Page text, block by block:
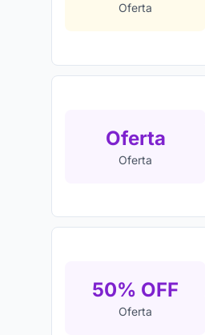
Oferta
Oferta
Oferta
50% OFF
Oferta